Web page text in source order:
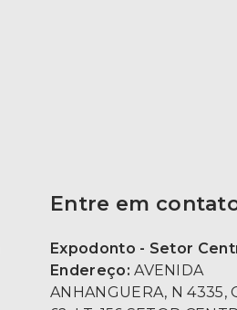
Entre em
Expodonto - Setor
Endereço:AVENIDA
ANHANGUERA, N 4335,